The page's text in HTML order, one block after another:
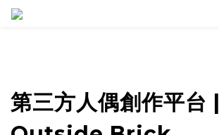
第三方人偶創作平台 |